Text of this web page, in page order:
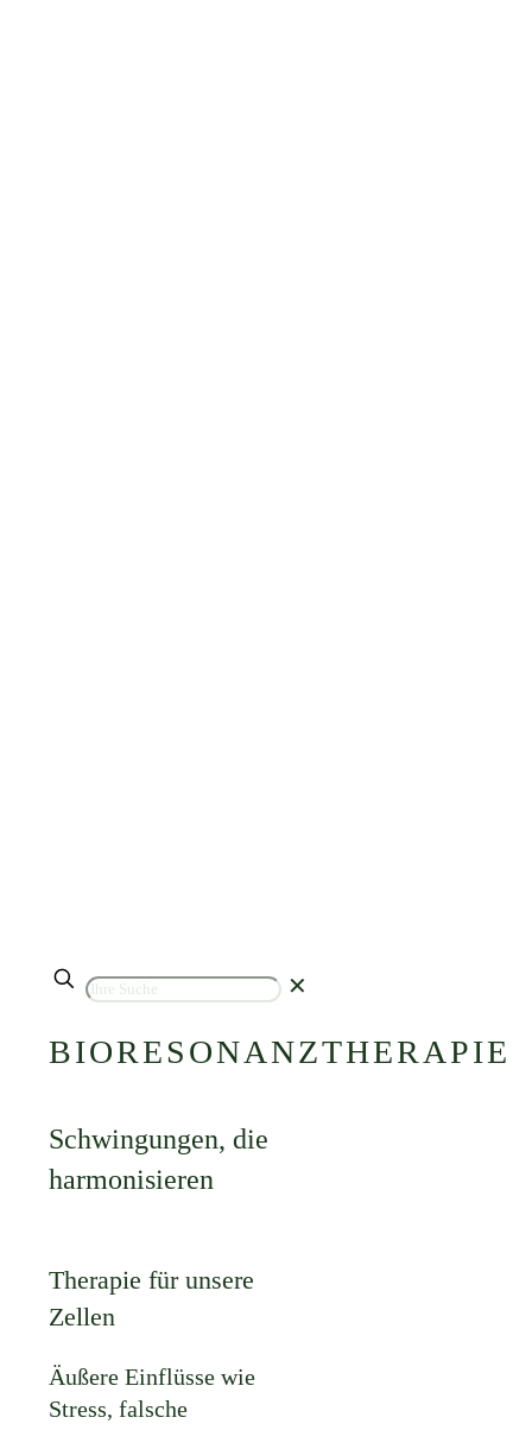
✕
BIORESONANZTHERAPIE
Schwingungen, die
harmonisieren
Therapie für unsere
Zellen
Äußere Einflüsse wie
Stress, falsche